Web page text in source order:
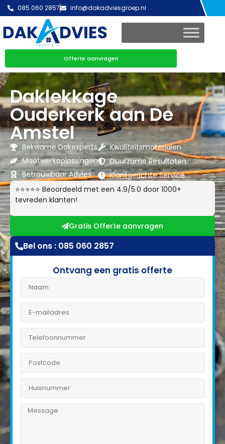
085 060 2857 info@dakadviesgroep.nl
Offerte aanvragen
Daklekkage
Ouderkerk aan De
Amstel
Bekwame Dakexperts
Maatwerkoplossingen
Betrouwbaar Advies
Kwaliteitsmaterialen
Duurzame Resultaten
Klantgerichte Service
⭐⭐⭐⭐⭐ Beoordeeld met een 4.9/5.0 door 1000+
tevreden klanten!
Gratis Offerte aanvragen
Bel ons : 085 060 2857
Ontvang een gratis offerte